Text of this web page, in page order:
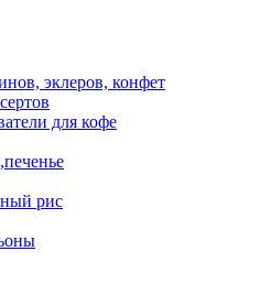
эклеров, конфет
для кофе
рис